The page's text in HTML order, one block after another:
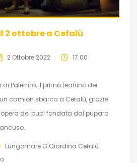
2 ottobre a Cefalù
2 Ottobre 2022 17:00
di Palermo, il primo teatrino dei
camion sbarca a Cefalù, grazie
dei pupi fondata dal puparo
Lungomare G.Giardina Cefalù